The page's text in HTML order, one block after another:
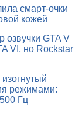
смарт-очки
кожей
озвучки GTA V
VI, но Rockstar
режимами:
Гц